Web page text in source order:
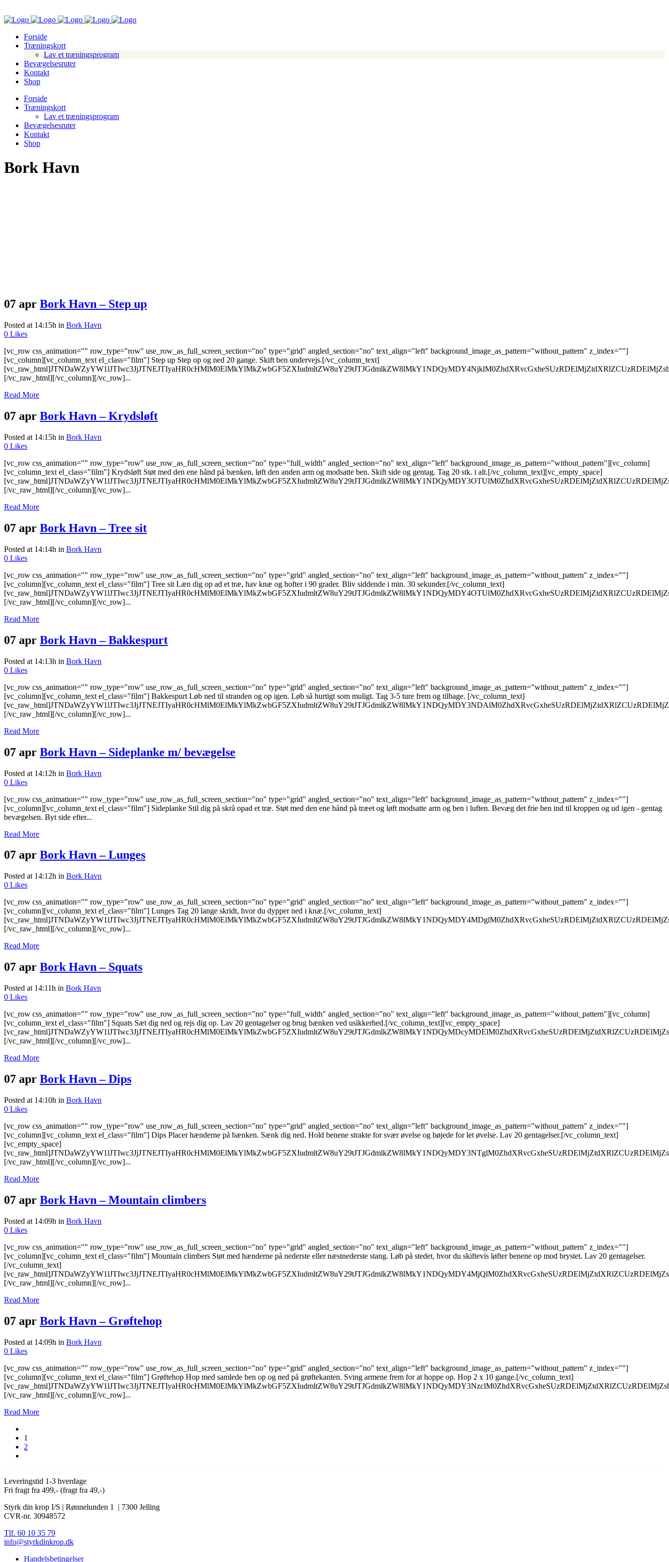
Forside
Træningskort
Lav et træningsprogram
Bevægelsesruter
Kontakt
Shop
Forside
Træningskort
Lav et træningsprogram
Bevægelsesruter
Kontakt
Shop
Bork Havn
07 apr Bork Havn – Step up
Posted at 14:15h in Bork Havn
0 Likes
[vc_row css_animation="" row_type="row" use_row_as_full_screen_section="no" type="grid" angled_section="no" text_align="left" background_image_as_pattern="without_pattern" z_index=""]
[vc_column][vc_column_text el_class="film"] Step up Step op og ned 20 gange. Skift ben undervejs.[/vc_column_text]
[/vc_raw_html][/vc_column][/vc_row]...
Read More
07 apr Bork Havn – Krydsløft
Posted at 14:15h in Bork Havn
0 Likes
[vc_row css_animation="" row_type="row" use_row_as_full_screen_section="no" type="full_width" angled_section="no" text_align="left" background_image_as_pattern="without_pattern"][vc_column]
[vc_column_text el_class="film"] Krydsløft Støt med den ene hånd på bænken, løft den anden arm og modsatte ben. Skift side og gentag. Tag 20 stk. i alt.[/vc_column_text][vc_empty_space]
[/vc_raw_html][/vc_column][/vc_row]...
Read More
07 apr Bork Havn – Tree sit
Posted at 14:14h in Bork Havn
0 Likes
[vc_row css_animation="" row_type="row" use_row_as_full_screen_section="no" type="grid" angled_section="no" text_align="left" background_image_as_pattern="without_pattern" z_index=""]
[vc_column][vc_column_text el_class="film"] Tree sit Læn dig op ad et træ, hav knæ og hofter i 90 grader. Bliv siddende i min. 30 sekunder.[/vc_column_text]
[/vc_raw_html][/vc_column][/vc_row]...
Read More
07 apr Bork Havn – Bakkespurt
Posted at 14:13h in Bork Havn
0 Likes
[vc_row css_animation="" row_type="row" use_row_as_full_screen_section="no" type="grid" angled_section="no" text_align="left" background_image_as_pattern="without_pattern" z_index=""]
[vc_column][vc_column_text el_class="film"] Bakkespurt Løb ned til stranden og op igen. Løb så hurtigt som muligt. Tag 3-5 ture frem og tilbage. [/vc_column_text]
[/vc_raw_html][/vc_column][/vc_row]...
Read More
07 apr Bork Havn – Sideplanke m/ bevægelse
Posted at 14:12h in Bork Havn
0 Likes
[vc_row css_animation="" row_type="row" use_row_as_full_screen_section="no" type="grid" angled_section="no" text_align="left" background_image_as_pattern="without_pattern" z_index=""]
[vc_column][vc_column_text el_class="film"] Sideplanke Stil dig på skrå opad et træ. Støt med den ene hånd på træet og løft modsatte arm og ben i luften. Bevæg det frie ben ind til kroppen og ud igen - gentag
bevægelsen. Byt side efter...
Read More
07 apr Bork Havn – Lunges
Posted at 14:12h in Bork Havn
0 Likes
[vc_row css_animation="" row_type="row" use_row_as_full_screen_section="no" type="grid" angled_section="no" text_align="left" background_image_as_pattern="without_pattern" z_index=""]
[vc_column][vc_column_text el_class="film"] Lunges Tag 20 lange skridt, hvor du dypper ned i knæ.[/vc_column_text]
[/vc_raw_html][/vc_column][/vc_row]...
Read More
07 apr Bork Havn – Squats
Posted at 14:11h in Bork Havn
0 Likes
[vc_row css_animation="" row_type="row" use_row_as_full_screen_section="no" type="full_width" angled_section="no" text_align="left" background_image_as_pattern="without_pattern"][vc_column]
[vc_column_text el_class="film"] Squats Sæt dig ned og rejs dig op. Lav 20 gentagelser og brug bænken ved usikkerhed.[/vc_column_text][vc_empty_space]
[/vc_raw_html][/vc_column][/vc_row]...
Read More
07 apr Bork Havn – Dips
Posted at 14:10h in Bork Havn
0 Likes
[vc_row css_animation="" row_type="row" use_row_as_full_screen_section="no" type="grid" angled_section="no" text_align="left" background_image_as_pattern="without_pattern" z_index=""]
[vc_column][vc_column_text el_class="film"] Dips Placer hænderne på bænken. Sænk dig ned. Hold benene strakte for svær øvelse og bøjede for let øvelse. Lav 20 gentagelser.[/vc_column_text]
[vc_empty_space]
[/vc_raw_html][/vc_column][/vc_row]...
Read More
07 apr Bork Havn – Mountain climbers
Posted at 14:09h in Bork Havn
0 Likes
[vc_row css_animation="" row_type="row" use_row_as_full_screen_section="no" type="grid" angled_section="no" text_align="left" background_image_as_pattern="without_pattern" z_index=""]
[vc_column][vc_column_text el_class="film"] Mountain climbers Støt med hænderne på nederste eller næstnederste stang. Løb på stedet, hvor du skiftevis løfter benene op mod brystet. Lav 20 gentagelser.
[/vc_column_text]
[/vc_raw_html][/vc_column][/vc_row]...
Read More
07 apr Bork Havn – Grøftehop
Posted at 14:09h in Bork Havn
0 Likes
[vc_row css_animation="" row_type="row" use_row_as_full_screen_section="no" type="grid" angled_section="no" text_align="left" background_image_as_pattern="without_pattern" z_index=""]
[vc_column][vc_column_text el_class="film"] Grøftehop Hop med samlede ben op og ned på grøftekanten. Sving armene frem for at hoppe op. Hop 2 x 10 gange.[/vc_column_text]
[/vc_raw_html][/vc_column][/vc_row]...
Read More
1
2
Leveringstid 1-3 hverdage
Fri fragt fra 499,- (fragt fra 49,-)
Styrk din krop I/S | Rønnelunden 1 | 7300 Jelling
CVR-nr. 30948572
Tlf. 60 10 35 79
info@styrkdinkrop.dk
Handelsbetingelser